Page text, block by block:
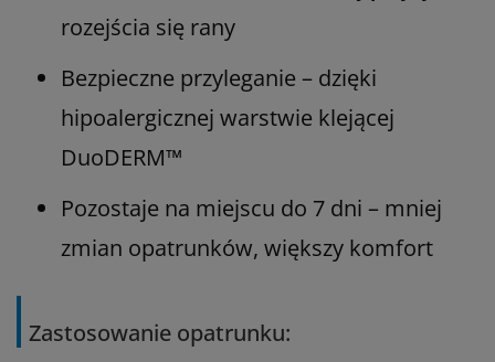
rozejścia się rany
Bezpieczne przyleganie – dzięki
hipoalergicznej warstwie klejącej
DuoDERM™
Pozostaje na miejscu do 7 dni – mniej
zmian opatrunków, większy komfort
Zastosowanie opatrunku: